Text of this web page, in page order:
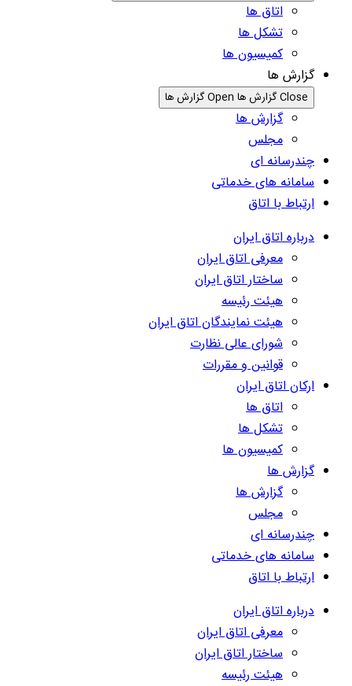
اتاق ها
تشکل ها
کمیسیون ها
گزارش ها
Close گزارش ها Open گزارش ها
گزارش ها
مجلس
چندرسانه ای
سامانه های خدماتی
ارتباط با اتاق
درباره اتاق ایران
معرفی اتاق ایران
ساختار اتاق ایران
هیئت رئیسه
هیئت نمایندگان اتاق ایران
شورای عالی نظارت
قوانین و مقررات
ارکان اتاق ایران
اتاق ها
تشکل ها
کمیسیون ها
گزارش ها
گزارش ها
مجلس
چندرسانه ای
سامانه های خدماتی
ارتباط با اتاق
درباره اتاق ایران
معرفی اتاق ایران
ساختار اتاق ایران
هیئت رئیسه